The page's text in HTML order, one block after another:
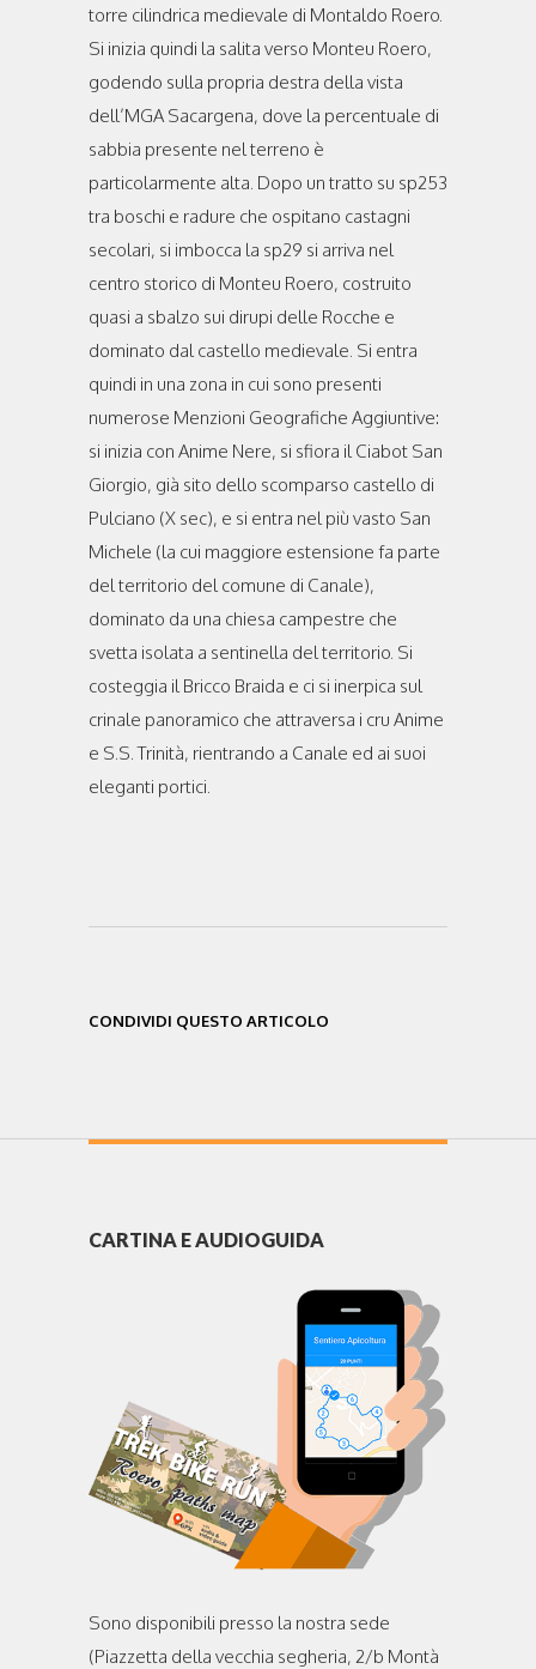
torre cilindrica medievale di Montaldo Roero.
Si inizia quindi la salita verso Monteu Roero,
godendo sulla propria destra della vista
dell’MGA Sacargena, dove la percentuale di
sabbia presente nel terreno è
particolarmente alta. Dopo un tratto su sp253
tra boschi e radure che ospitano castagni
secolari, si imbocca la sp29 si arriva nel
centro storico di Monteu Roero, costruito
quasi a sbalzo sui dirupi delle Rocche e
dominato dal castello medievale. Si entra
quindi in una zona in cui sono presenti
numerose Menzioni Geografiche Aggiuntive:
si inizia con Anime Nere, si sfiora il Ciabot San
Giorgio, già sito dello scomparso castello di
Pulciano (X sec), e si entra nel più vasto San
Michele (la cui maggiore estensione fa parte
del territorio del comune di Canale),
dominato da una chiesa campestre che
svetta isolata a sentinella del territorio. Si
costeggia il Bricco Braida e ci si inerpica sul
crinale panoramico che attraversa i cru Anime
e S.S. Trinità, rientrando a Canale ed ai suoi
eleganti portici.
CONDIVIDI QUESTO ARTICOLO
CARTINA E AUDIOGUIDA
Sono disponibili presso la nostra sede
(Piazzetta della vecchia segheria, 2/b Montà